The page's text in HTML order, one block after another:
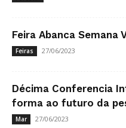
Feira Abanca Semana
Feiras 27/06/2023
Décima Conferencia
forma ao futuro da
Mar 27/06/2023